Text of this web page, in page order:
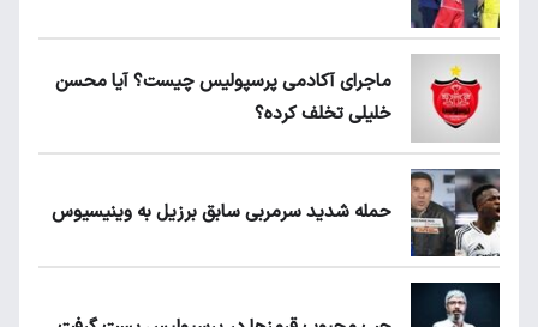
ماجرای آکادمی پرسپولیس چیست؟ آیا محسن
خلیلی تخلف کرده؟
حمله شدید سرمربی سابق برزیل به وینیسیوس